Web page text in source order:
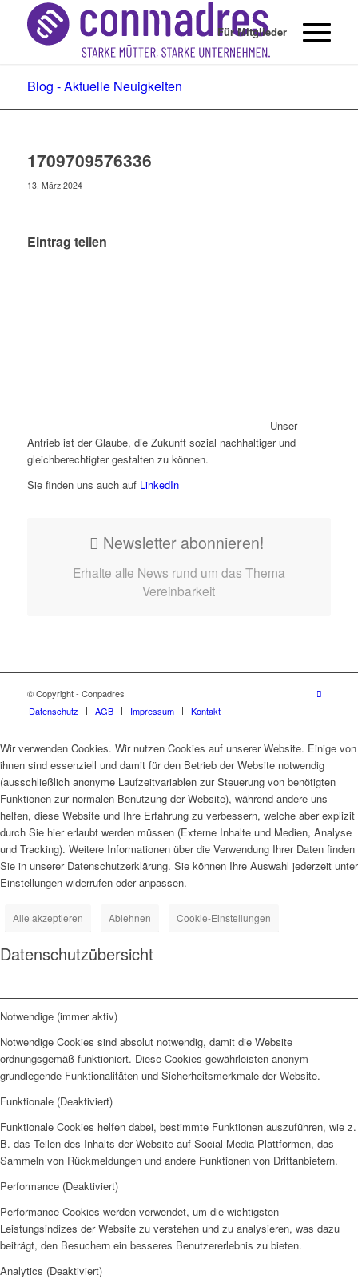
Für Mitglieder
Blog - Aktuelle Neuigkeiten
1709709576336
13. März 2024
Eintrag teilen
Unser
Antrieb ist der Glaube, die Zukunft sozial nachhaltiger und
gleichberechtigter gestalten zu können.
Sie finden uns auch auf LinkedIn
Newsletter abonnieren!
Erhalte alle News rund um das Thema
Vereinbarkeit
© Copyright - Conpadres
Datenschutz
AGB Impressum Kontakt
Wir verwenden Cookies. Wir nutzen Cookies auf unserer Website. Einige von
ihnen sind essenziell und damit für den Betrieb der Website notwendig
(ausschließlich anonyme Laufzeitvariablen zur Steuerung von benötigten
Funktionen zur normalen Benutzung der Website), während andere uns
helfen, diese Website und Ihre Erfahrung zu verbessern, welche aber explizit
durch Sie hier erlaubt werden müssen (Externe Inhalte und Medien, Analyse
und Tracking). Weitere Informationen über die Verwendung Ihrer Daten finden
Sie in unserer Datenschutzerklärung. Sie können Ihre Auswahl jederzeit unter
Einstellungen widerrufen oder anpassen.
Alle akzeptieren Ablehnen Cookie-Einstellungen
Datenschutzübersicht
Notwendige (immer aktiv)
Notwendige Cookies sind absolut notwendig, damit die Website
ordnungsgemäß funktioniert. Diese Cookies gewährleisten anonym
grundlegende Funktionalitäten und Sicherheitsmerkmale der Website.
Funktionale (Deaktiviert)
Funktionale Cookies helfen dabei, bestimmte Funktionen auszuführen, wie z.
B. das Teilen des Inhalts der Website auf Social-Media-Plattformen, das
Sammeln von Rückmeldungen und andere Funktionen von Drittanbietern.
Performance (Deaktiviert)
Performance-Cookies werden verwendet, um die wichtigsten
Leistungsindizes der Website zu verstehen und zu analysieren, was dazu
beiträgt, den Besuchern ein besseres Benutzererlebnis zu bieten.
Analytics (Deaktiviert)